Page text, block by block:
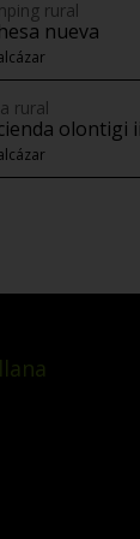
rural
nueva
rural
olontigi ii